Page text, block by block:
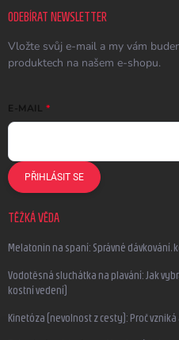
ODEBÍRAT NEWSLETTER
Vložte svůj e-mail a my vám
produktech na našem e-shopu.
E-MAIL
PŘIHLÁSIT SE
TĚŽKÁ VĚDA
Melatonin na spaní: Správné dávkování,
Vodotěsná sluchátka na plavání: Jak
kostní vedení)
Kinetóza (nevolnost z cesty): Proč